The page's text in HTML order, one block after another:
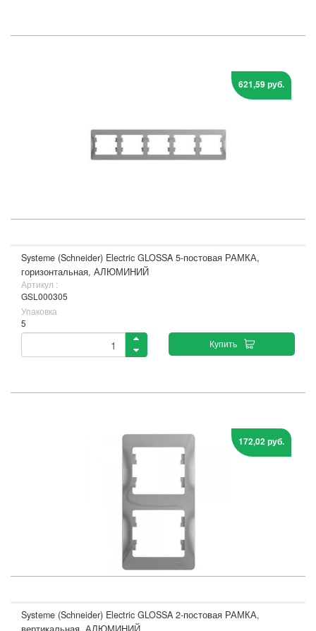
621,59 руб.
Systeme (Schneider) Electric GLOSSA 5-постовая РАМКА,
горизонтальная, АЛЮМИНИЙ
Артикул :
GSL000305
Упаковка
5
Купить
172,02 руб.
Systeme (Schneider) Electric GLOSSA 2-постовая РАМКА,